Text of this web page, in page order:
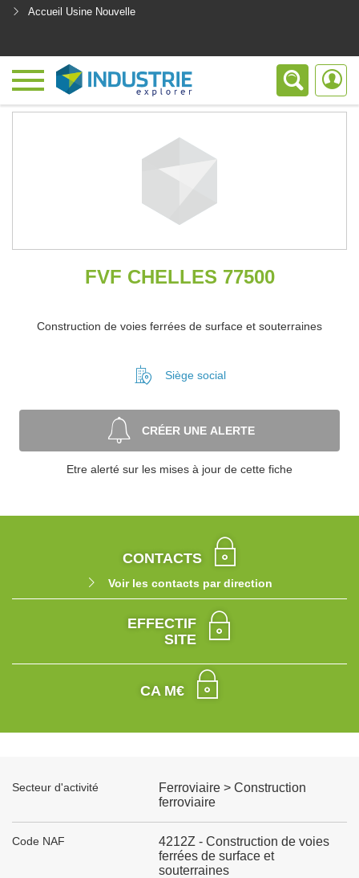
Accueil Usine Nouvelle
FVF CHELLES 77500
Construction de voies ferrées de surface et souterraines
Siège social
CRÉER UNE ALERTE
Etre alerté sur les mises à jour de cette fiche
CONTACTS
Voir les contacts par direction
EFFECTIF
SITE
CA M€
Secteur d'activité
Ferroviaire > Construction
ferroviaire
Code NAF
4212Z - Construction de voies
ferrées de surface et
souterraines